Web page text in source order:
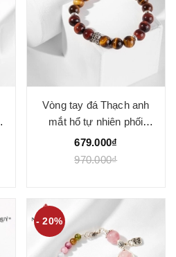
Vòng tay đá Thạch anh
mắt hổ tự nhiên phối
charm - Mẫu VC0825 -
Ngọc Quý
679.000₫
970.000₫
- 20%